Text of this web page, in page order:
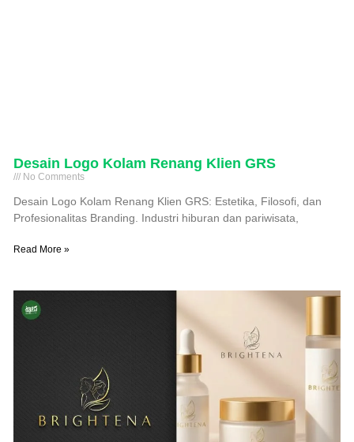
Desain Logo Kolam Renang Klien GRS
No Comments
Desain Logo Kolam Renang Klien GRS: Estetika, Filosofi, dan
Profesionalitas Branding. Industri hiburan dan pariwisata,
Read More »